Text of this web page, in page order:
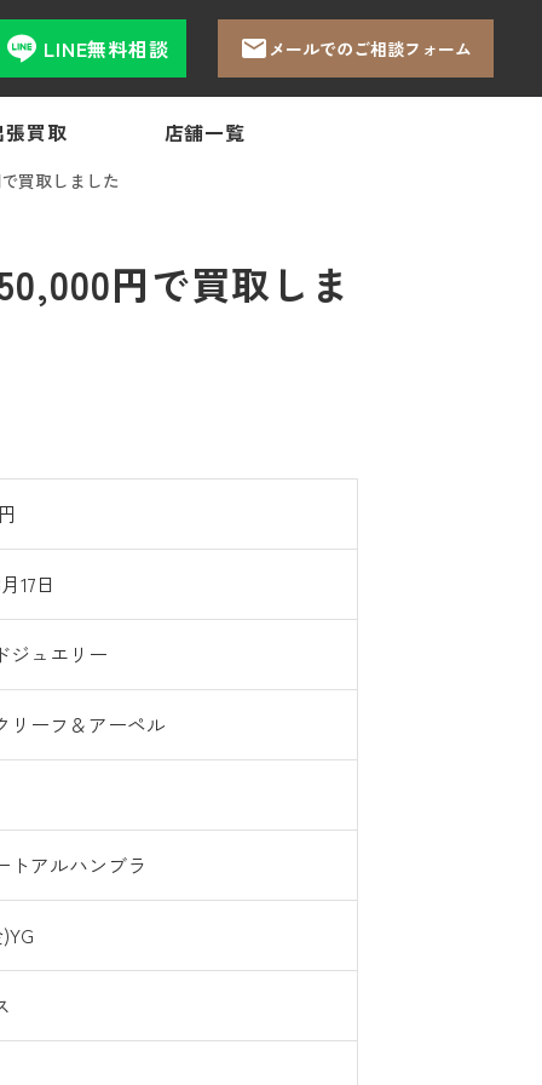
LINE無料相談 メールでのご相談フォーム
張買取 店舗一覧
買取しました
円で買取しま
17日
ジュエリー
リーフ＆アーペル
トアルハンブラ